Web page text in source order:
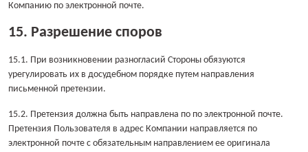
Компанию по электронной почте.
15. Разрешение споров
15.1. При возникновении разногласий Стороны обязуются
урегулировать их в досудебном порядке путем направления
письменной претензии.
15.2. Претензия должна быть направлена по по электронной почте.
Претензия Пользователя в адрес Компании направляется по
электронной почте с обязательным направлением ее оригинала